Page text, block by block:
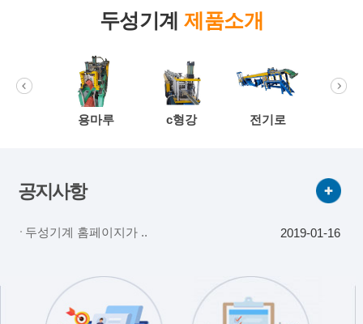
두성기계제품소개
용마루 c형강 전기로
공지사항
두성기계 홈페이지가 .. 2019-01-16